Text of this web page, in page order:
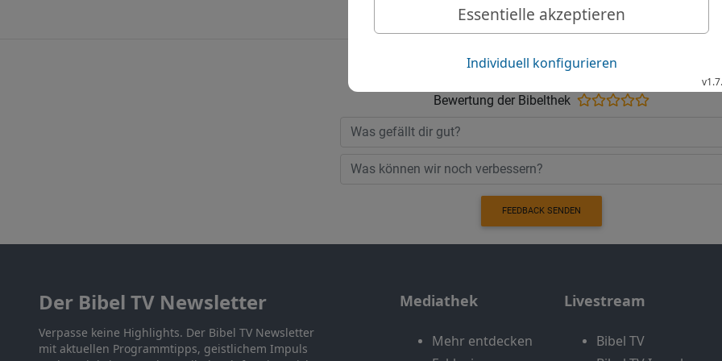
Möchtest du uns Feedback geben?
Bewertung der Bibelthek
FEEDBACK SENDEN
Der Bibel TV Newsletter
Verpasse keine Highlights. Der Bibel TV Newsletter
mit aktuellen Programmtipps, geistlichem Impuls
Mediathek
Mehr entdecken
Livestream
Bibel TV